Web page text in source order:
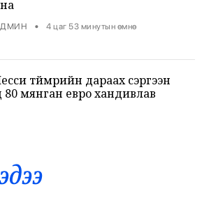
80 мянган евро хандивлав
• 5 цаг 30 минутын өмнө
дахин нотлов
• 5 цаг 34 минутын өмнө